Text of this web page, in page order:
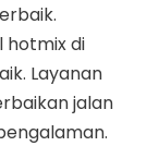
hotmix di
Layanan
jalan